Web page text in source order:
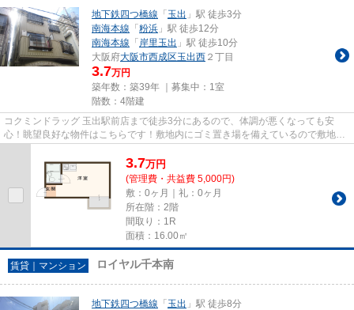
地下鉄四つ橋線 「 玉出 」駅 徒歩3分
南海本線 「 粉浜 」駅 徒歩12分
南海本線 「 岸里玉出 」駅 徒歩10分
大阪府大阪市西成区玉出西 ２丁目
3.7万円
築年数：築39年 ｜募集中： 1室
階数：4階建
コクミンドラッグ 玉出駅前店まで徒歩3分にあるので、体調が悪くなっても安
心！眺望良好な物件はこちらです！敷地内にゴミ置き場を備えているので敷地外
3.7万円
(管理費・共益費 5,000円)
敷：0ヶ月｜礼：0ヶ月
所在階：2階
間取り：1R
面積：16.00㎡
賃貸｜マンション ロイヤル千本南
地下鉄四つ橋線 「 玉出 」駅 徒歩8分